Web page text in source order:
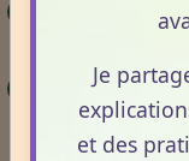
Astrologie–
Notion de
Je
et des